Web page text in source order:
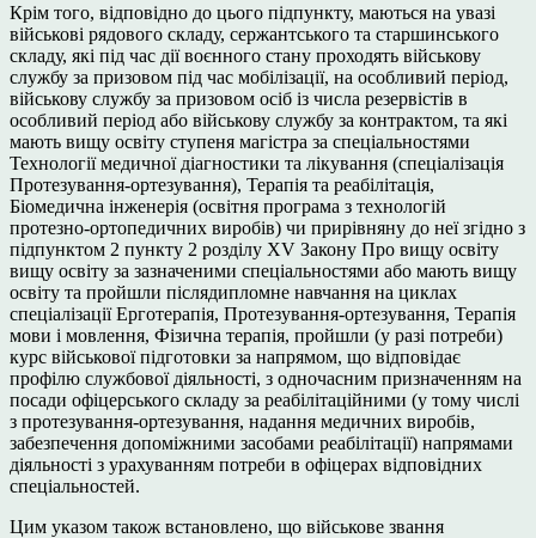
Крім того, відповідно до цього підпункту, маються на увазі
військові рядового складу, сержантського та старшинського
складу, які під час дії воєнного стану проходять військову
службу за призовом під час мобілізації, на особливий період,
військову службу за призовом осіб із числа резервістів в
особливий період або військову службу за контрактом, та які
мають вищу освіту ступеня магістра за спеціальностями
Технології медичної діагностики та лікування (спеціалізація
Протезування-ортезування), Терапія та реабілітація,
Біомедична інженерія (освітня програма з технологій
протезно-ортопедичних виробів) чи прирівняну до неї згідно з
підпунктом 2 пункту 2 розділу XV Закону Про вищу освіту
вищу освіту за зазначеними спеціальностями або мають вищу
освіту та пройшли післядипломне навчання на циклах
спеціалізації Ерготерапія, Протезування-ортезування, Терапія
мови і мовлення, Фізична терапія, пройшли (у разі потреби)
курс військової підготовки за напрямом, що відповідає
профілю службової діяльності, з одночасним призначенням на
посади офіцерського складу за реабілітаційними (у тому числі
з протезування-ортезування, надання медичних виробів,
забезпечення допоміжними засобами реабілітації) напрямами
діяльності з урахуванням потреби в офіцерах відповідних
спеціальностей.
Цим указом також встановлено, що військове звання